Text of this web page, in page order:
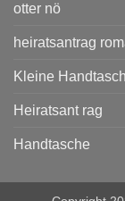
otter nö
heiratsantrag
Kleine
Heiratsant rag
Handtasche